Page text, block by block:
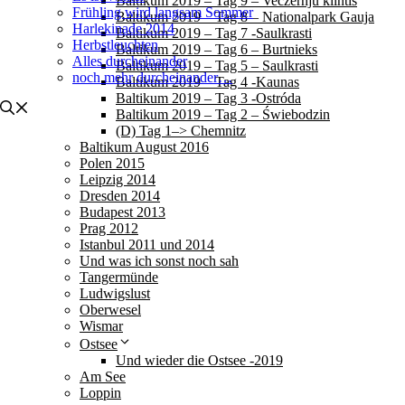
Frühling wird langsam Sommer
Harlekinade 2014
Herbstleuchten
Alles durcheinander
noch mehr durcheinander…
Baltikum 2019 – Tag 8 – Nationalpark Gauja
Baltikum 2019 – Tag 7 -Saulkrasti
Baltikum 2019 – Tag 6 – Burtnieks
Baltikum 2019 – Tag 5 – Saulkrasti
Baltikum 2019 – Tag 4 -Kaunas
Baltikum 2019 – Tag 3 -Ostróda
Baltikum 2019 – Tag 2 – Świebodzin
(D) Tag 1–> Chemnitz
Baltikum August 2016
Polen 2015
Leipzig 2014
Dresden 2014
Budapest 2013
Prag 2012
Istanbul 2011 und 2014
Und was ich sonst noch sah
Tangermünde
Ludwigslust
Oberwesel
Wismar
Ostsee
Und wieder die Ostsee -2019
Am See
Loppin